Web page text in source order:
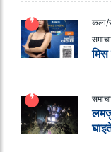
कला/
मिस